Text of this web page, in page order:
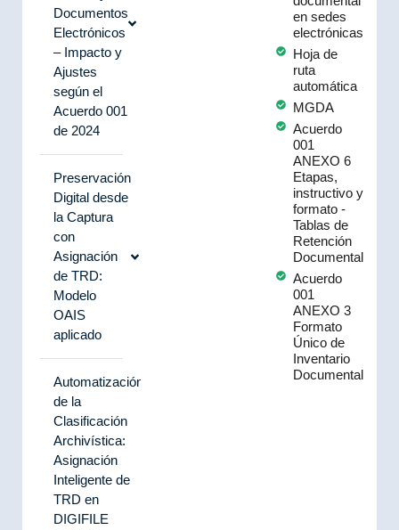
Documentos
Electrónicos
– Impacto y
Ajustes
según el
Acuerdo 001
de 2024
Preservación
Digital desde
la Captura
con
Asignación
de TRD:
Modelo
OAIS
aplicado
Automatización
de la
Clasificación
Archivística:
Asignación
Inteligente de
TRD en
DIGIFILE
en sedes
electrónicas
Hoja de
ruta
automática
MGDA
Acuerdo
001
ANEXO 6
Etapas,
instructivo y
formato -
Tablas de
Retención
Documental
Acuerdo
001
ANEXO 3
Formato
Único de
Inventario
Documental